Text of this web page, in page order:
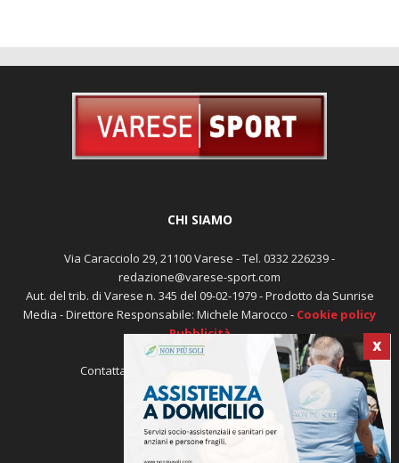
X
CHI SIAMO
Via Caracciolo 29, 21100 Varese - Tel. 0332 226239 -
redazione@varese-sport.com
Aut. del trib. di Varese n. 345 del 09-02-1979 - Prodotto da Sunrise
Media - Direttore Responsabile: Michele Marocco - Cookie policy
Pubblicità
Contattaci: redazione@varese-sport.com
SEGUICI